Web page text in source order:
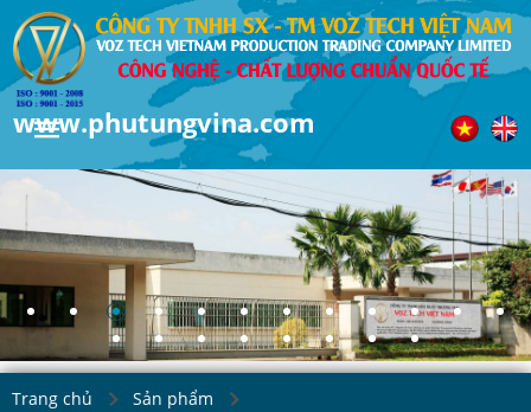
www.phutungvina.com
Trang chủ
Sản phẩm